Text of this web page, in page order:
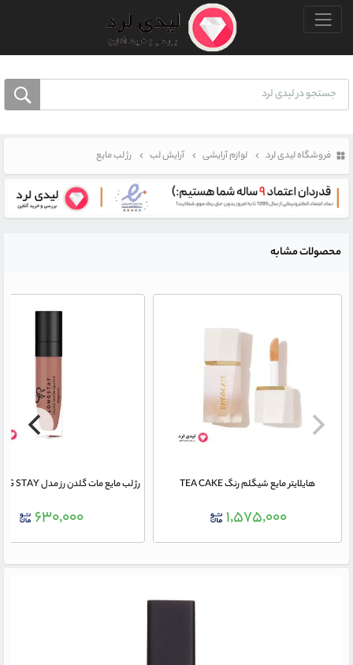
منو بالا
فروشگاه لیدی لرد لوازم آرایشی آرایش لب رژ لب مایع
محصولات مشابه
هایلایتر مایع شیگلم رنگ TEA CAKE
۱,۵۷۵,۰۰۰ ۶۳۰,۰۰۰